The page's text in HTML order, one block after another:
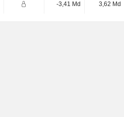
-3,41 Md 3,62 Md